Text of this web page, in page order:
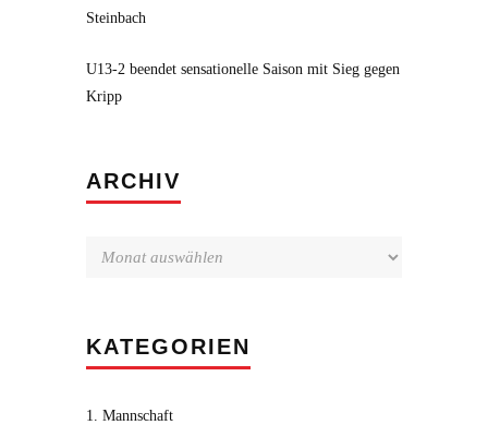
Steinbach
U13-2 beendet sensationelle Saison mit Sieg gegen
Kripp
ARCHIV
KATEGORIEN
1. Mannschaft